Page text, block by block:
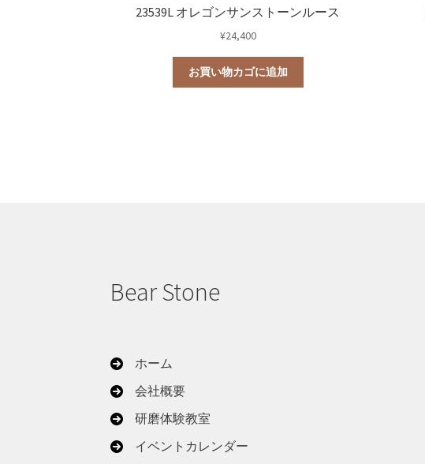
23539L オレゴンサンストーンルース
¥24,400
お買い物カゴに追加
Bear Stone
ホーム
会社概要
研磨体験教室
イベントカレンダー